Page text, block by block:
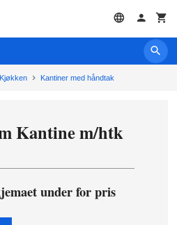
Kjøkken Kantiner med håndtak
Kantine m/htk
under for pris